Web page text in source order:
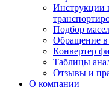
Инструкции
Подбор
Обращение в
Конвертер
Таблицы
Отзывы и
О компании